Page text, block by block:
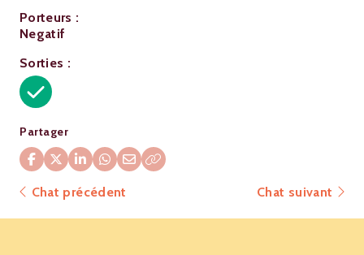
Porteurs :
Negatif
Sorties :
Partager
Chat précédent Chat suivant